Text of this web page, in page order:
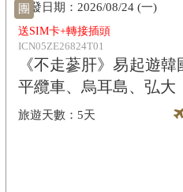
團
送SIM卡+轉接插頭
ICN05ZE26824T01
《不走蔘肝》易起遊
平纜車、烏耳島、弘大
5天
2026/08/24 (一)